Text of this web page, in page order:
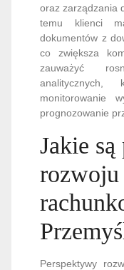
oraz zarządzania
temu klienci
dokumentów z
co zwiększa
zauważyć
monitorowanie
prognozowanie
Jakie
Perspektywy